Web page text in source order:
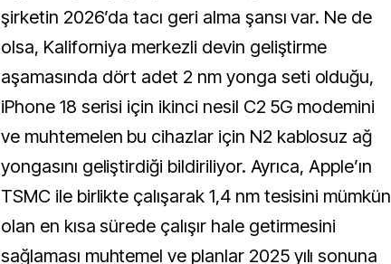
şirketin 2026’da tacı geri alma şansı var. Ne de
olsa, Kaliforniya merkezli devin geliştirme
aşamasında dört adet 2 nm yonga seti olduğu,
iPhone 18 serisi için ikinci nesil C2 5G modemini
ve muhtemelen bu cihazlar için N2 kablosuz ağ
yongasını geliştirdiği bildiriliyor. Ayrıca, Apple’ın
TSMC ile birlikte çalışarak 1,4 nm tesisini mümkün
olan en kısa sürede çalışır hale getirmesini
sağlaması muhtemel ve planlar 2025 yılı sonuna